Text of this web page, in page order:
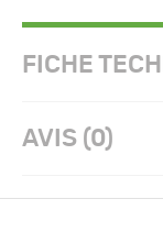
FICHE
AVIS (0)